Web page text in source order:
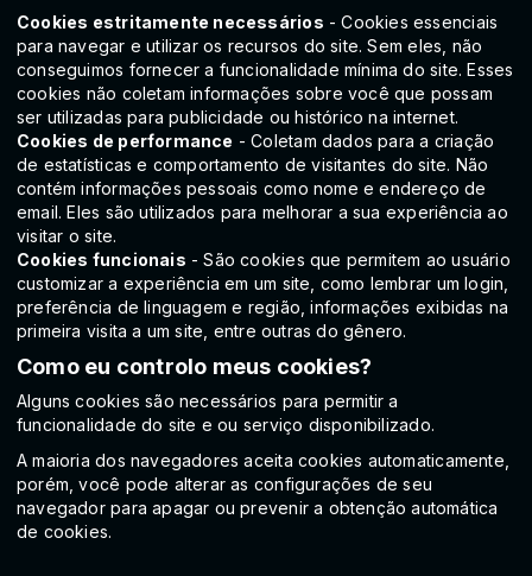
Cookies estritamente necessários - Cookies essenciais
para navegar e utilizar os recursos do site. Sem eles, não
conseguimos fornecer a funcionalidade mínima do site. Esses
cookies não coletam informações sobre você que possam
ser utilizadas para publicidade ou histórico na internet.
Cookies de performance - Coletam dados para a criação
de estatísticas e comportamento de visitantes do site. Não
contém informações pessoais como nome e endereço de
email. Eles são utilizados para melhorar a sua experiência ao
visitar o site.
Cookies funcionais - São cookies que permitem ao usuário
customizar a experiência em um site, como lembrar um login,
preferência de linguagem e região, informações exibidas na
primeira visita a um site, entre outras do gênero.
Como eu controlo meus cookies?
Alguns cookies são necessários para permitir a
funcionalidade do site e ou serviço disponibilizado.
A maioria dos navegadores aceita cookies automaticamente,
porém, você pode alterar as configurações de seu
navegador para apagar ou prevenir a obtenção automática
de cookies.